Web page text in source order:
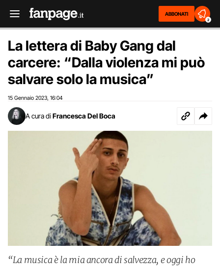
ABBONATI
2
La lettera di Baby Gang dal
carcere: “Dalla violenza mi può
salvare solo la musica”
15 Gennaio 2023 16:04
A cura di Francesca Del Boca
“La musica è la mia ancora di salvezza, e oggi ho